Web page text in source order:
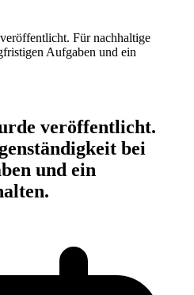
Für nachhaltige
Aufgaben und ein
veröffentlicht.
bei
und ein